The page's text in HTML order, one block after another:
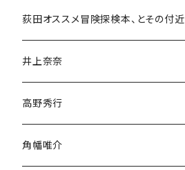
和書
文学・小説・物語
随筆・ノンフィクション・その他
荻田オススメ冒険探検本、とその付近
井上奈奈
高野秀行
角幡唯介